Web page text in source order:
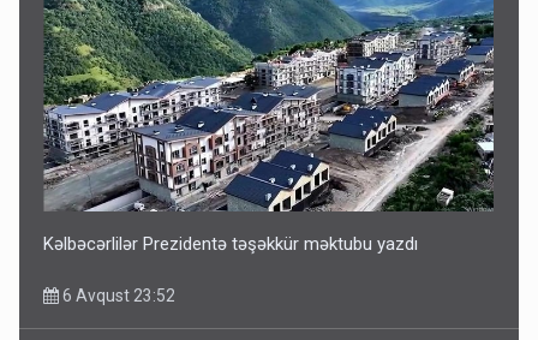
Kəlbəcərlilər Prezidentə təşəkkür məktubu yazdı
6 Avqust 23:52